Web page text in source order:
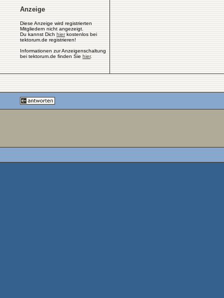
Anzeige
Diese Anzeige wird registrierten
Mitgliedern nicht angezeigt.
Du kannst Dich hierkostenlos bei
tektorum.de registrieren!
Informationen zur Anzeigenschaltung
bei tektorum.de finden Sie hier.